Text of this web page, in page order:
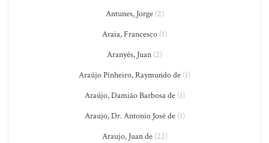
Antunes, Jorge(2)
Araia, Francesco (1)
Aranyés, Juan (2)
Araújo Pinheiro, Raymundo de (1)
Araújo, Damião Barbosa de(1)
Araujo, Dr. Antonio José de(1)
Araujo, Juan de(22)